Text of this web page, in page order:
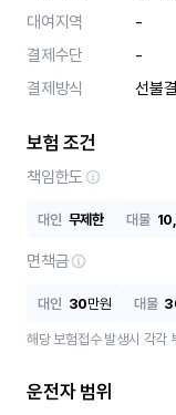
대여지역
-
결제수단
-
결제방식
선불
보험 조건
책임한도
대인 무제한 대물
면책금
대인 30만원 대물
해당 보험접수 발생시 각각
운전자 범위